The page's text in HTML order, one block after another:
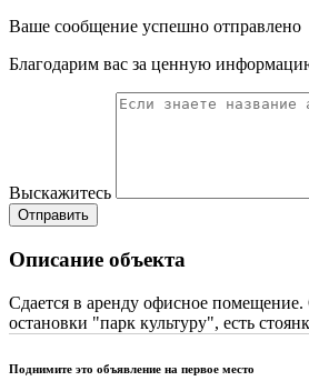
Ваше сообщение успешно отправлено
Благодарим вас за ценную
Выскажитесь
Отправить
Описание объекта
Сдается в аренду офисное
остановки "парк культуру", есть
Поднимите это объявление на первое место